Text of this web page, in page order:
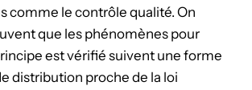
comme le contrôle qualité. On
que les phénomènes pour
est vérifié suivent une forme
distribution proche de la loi